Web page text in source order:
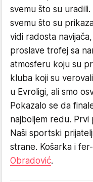
svemu što su uradili.
svemu što su
vidi radosta
proslave trofej sa
atmosferu koju su
kluba koji su
u Evroligi, ali smo
Pokazalo se da
najboljem redu.
Naši sportski
strane. Košarka i
Obradović.